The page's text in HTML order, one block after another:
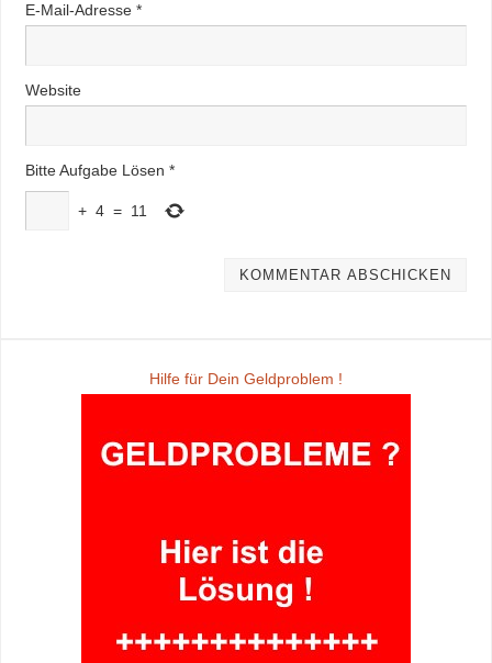
E-Mail-Adresse *
Website
Bitte Aufgabe Lösen *
+ 4 = 11
Hilfe für Dein Geldproblem !